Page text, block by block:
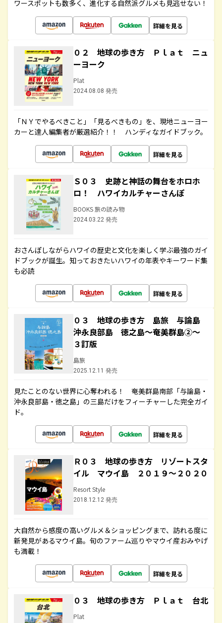
ワースポットも数多く、進化する自然派グルメも見逃せない！
詳細を見る
０２ 地球の歩き方 Ｐｌａｔ ニュ
ーヨーク
Plat
2024.08.08 発売
「ＮＹでやるべきこと」「見るべきもの」を、現地ニューヨー
カーと達人編集者が厳選紹介！！ ハンディなガイドブック。
詳細を見る
Ｓ０３ 史跡と神話の舞台をホロホ
ロ！ ハワイカルチャーさんぽ
BOOKS 旅の読み物
2024.03.22 発売
おさんぽしながらハワイの歴史と文化を楽しく学ぶ最強のガイ
ドブックが誕生。知っておきたいハワイの年表やキーワード集
も必読
詳細を見る
０３ 地球の歩き方 島旅 与論島
沖永良部島 徳之島～奄美群島②～
３訂版
島旅
2025.12.11 発売
見たことのない世界に心奪われる！ 奄美群島南部「与論島・
沖永良部島・徳之島」の三島だけをフィーチャーした完全ガイ
ド。
詳細を見る
Ｒ０３ 地球の歩き方 リゾートスタ
イル マウイ島 ２０１９～２０２０
Resort Style
2018.12.12 発売
大自然から感度の高いグルメ＆ショッピングまで、訪れる度に
新発見があるマウイ島。旬のファーム巡りやマウイ産おみやげ
も満載！
詳細を見る
０３ 地球の歩き方 Ｐｌａｔ 台北
Plat